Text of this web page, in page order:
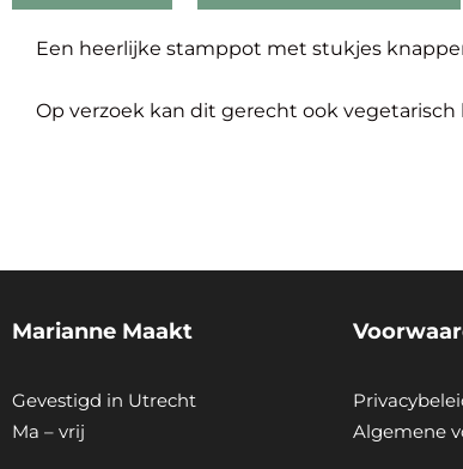
Een heerlijke stamppot met stukjes
Op verzoek kan dit gerecht ook vegetarisch
Marianne Maakt
Gevestigd in Utrecht
Ma – vrij
Algemene